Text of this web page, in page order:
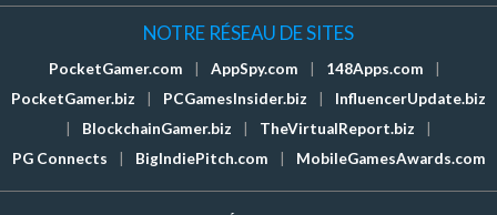
NOTRE RÉSEAU DE SITES
PocketGamer.com AppSpy.com 148Apps.com
PocketGamer.biz
PCGamesInsider.biz
InfluencerUpdate.biz
BlockchainGamer.biz TheVirtualReport.biz
PG Connects
BigIndiePitch.com MobileGamesAwards.com